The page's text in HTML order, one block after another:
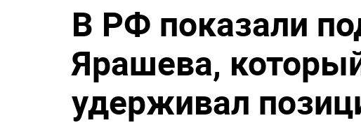
В РФ показали
Ярашева,
удерживал